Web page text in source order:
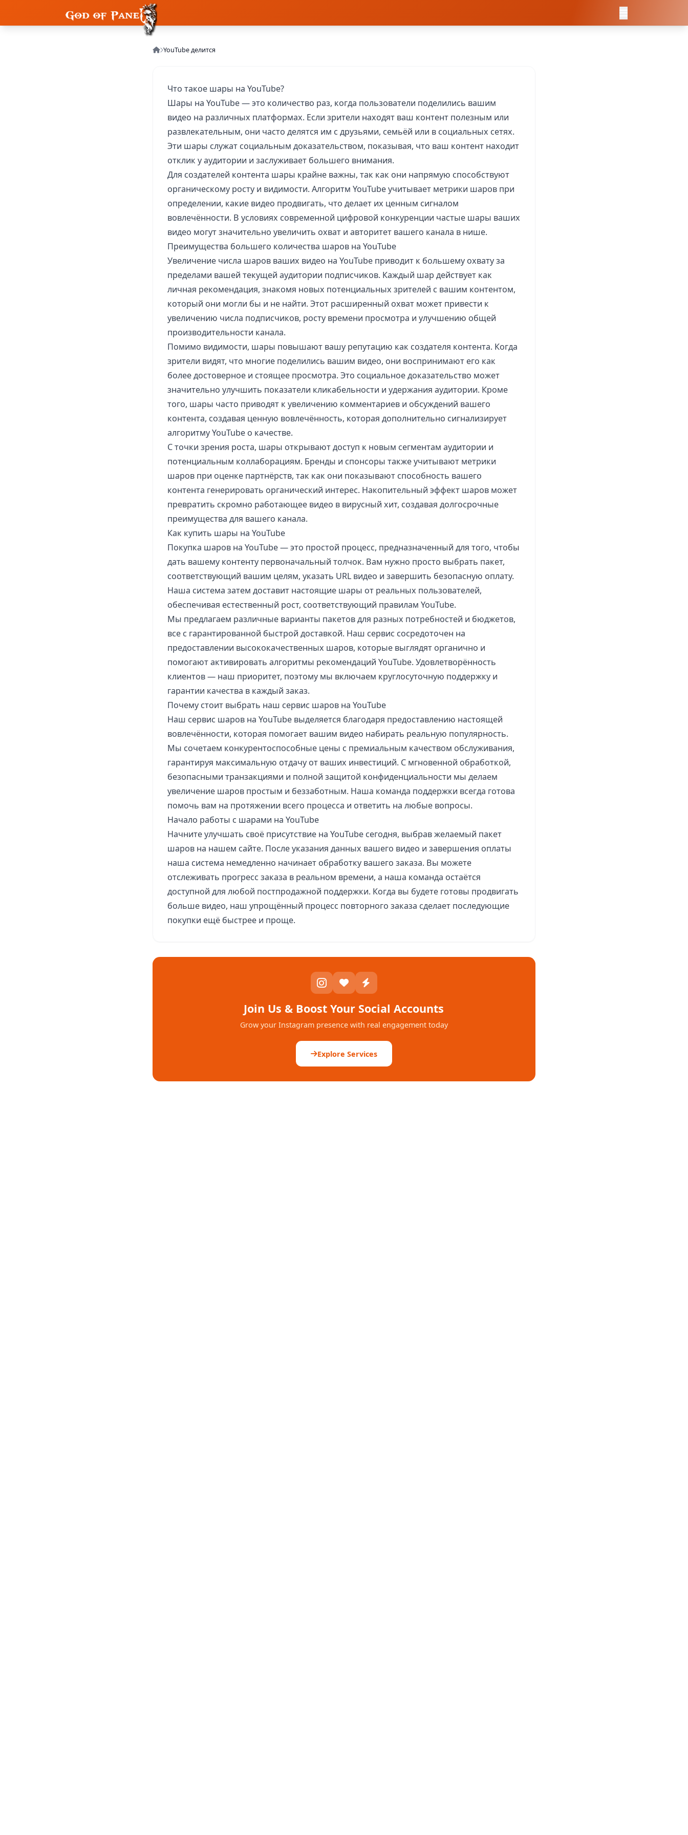
YouTube делится
Что такое шары на YouTube?
Шары на YouTube — это количество раз, когда пользователи поделились вашим
видео на различных платформах. Если зрители находят ваш контент полезным или
развлекательным, они часто делятся им с друзьями, семьёй или в социальных сетях.
Эти шары служат социальным доказательством, показывая, что ваш контент находит
отклик у аудитории и заслуживает большего внимания.
Для создателей контента шары крайне важны, так как они напрямую способствуют
органическому росту и видимости. Алгоритм YouTube учитывает метрики шаров при
определении, какие видео продвигать, что делает их ценным сигналом
вовлечённости. В условиях современной цифровой конкуренции частые шары ваших
видео могут значительно увеличить охват и авторитет вашего канала в нише.
Преимущества большего количества шаров на YouTube
Увеличение числа шаров ваших видео на YouTube приводит к большему охвату за
пределами вашей текущей аудитории подписчиков. Каждый шар действует как
личная рекомендация, знакомя новых потенциальных зрителей с вашим контентом,
который они могли бы и не найти. Этот расширенный охват может привести к
увеличению числа подписчиков, росту времени просмотра и улучшению общей
производительности канала.
Помимо видимости, шары повышают вашу репутацию как создателя контента. Когда
зрители видят, что многие поделились вашим видео, они воспринимают его как
более достоверное и стоящее просмотра. Это социальное доказательство может
значительно улучшить показатели кликабельности и удержания аудитории. Кроме
того, шары часто приводят к увеличению комментариев и обсуждений вашего
контента, создавая ценную вовлечённость, которая дополнительно сигнализирует
алгоритму YouTube о качестве.
С точки зрения роста, шары открывают доступ к новым сегментам аудитории и
потенциальным коллаборациям. Бренды и спонсоры также учитывают метрики
шаров при оценке партнёрств, так как они показывают способность вашего
контента генерировать органический интерес. Накопительный эффект шаров может
превратить скромно работающее видео в вирусный хит, создавая долгосрочные
преимущества для вашего канала.
Как купить шары на YouTube
Покупка шаров на YouTube — это простой процесс, предназначенный для того, чтобы
дать вашему контенту первоначальный толчок. Вам нужно просто выбрать пакет,
соответствующий вашим целям, указать URL видео и завершить безопасную оплату.
Наша система затем доставит настоящие шары от реальных пользователей,
обеспечивая естественный рост, соответствующий правилам YouTube.
Мы предлагаем различные варианты пакетов для разных потребностей и бюджетов,
все с гарантированной быстрой доставкой. Наш сервис сосредоточен на
предоставлении высококачественных шаров, которые выглядят органично и
помогают активировать алгоритмы рекомендаций YouTube. Удовлетворённость
клиентов — наш приоритет, поэтому мы включаем круглосуточную поддержку и
гарантии качества в каждый заказ.
Почему стоит выбрать наш сервис шаров на YouTube
Наш сервис шаров на YouTube выделяется благодаря предоставлению настоящей
вовлечённости, которая помогает вашим видео набирать реальную популярность.
Мы сочетаем конкурентоспособные цены с премиальным качеством обслуживания,
гарантируя максимальную отдачу от ваших инвестиций. С мгновенной обработкой,
безопасными транзакциями и полной защитой конфиденциальности мы делаем
увеличение шаров простым и беззаботным. Наша команда поддержки всегда готова
помочь вам на протяжении всего процесса и ответить на любые вопросы.
Начало работы с шарами на YouTube
Начните улучшать своё присутствие на YouTube сегодня, выбрав желаемый пакет
шаров на нашем сайте. После указания данных вашего видео и завершения оплаты
наша система немедленно начинает обработку вашего заказа. Вы можете
отслеживать прогресс заказа в реальном времени, а наша команда остаётся
доступной для любой постпродажной поддержки. Когда вы будете готовы продвигать
больше видео, наш упрощённый процесс повторного заказа сделает последующие
покупки ещё быстрее и проще.
Join Us & Boost Your Social Accounts
Grow your Instagram presence with real engagement today
Explore Services